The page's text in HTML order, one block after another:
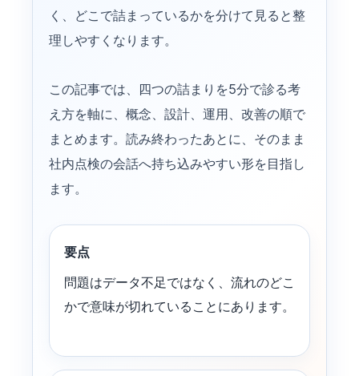
く、どこで詰まっているかを分けて見ると整
理しやすくなります。
この記事では、四つの詰まりを5分で診る考
え方を軸に、概念、設計、運用、改善の順で
まとめます。読み終わったあとに、そのまま
社内点検の会話へ持ち込みやすい形を目指し
ます。
要点
問題はデータ不足ではなく、流れのどこ
かで意味が切れていることにあります。